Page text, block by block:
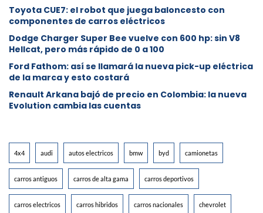
Toyota CUE7: el robot que juega baloncesto con
componentes de carros eléctricos
Dodge Charger Super Bee vuelve con 600 hp: sin V8
Hellcat, pero más rápido de 0 a 100
Ford Fathom: así se llamará la nueva pick-up eléctrica
de la marca y esto costará
Renault Arkana bajó de precio en Colombia: la nueva
Evolution cambia las cuentas
4x4 audi autos electricos bmw byd camionetas
carros antiguos carros de alta gama carros deportivos
carros electricos carros hibridos carros nacionales chevrolet